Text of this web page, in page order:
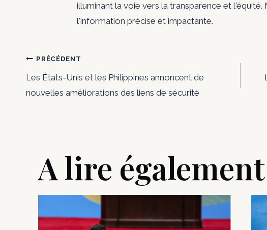
illuminant la voie vers la transparence et
l'information précise et impactante.
Navigation
de
PRÉCÉDENT
Les États-Unis et les Philippines annoncent de
nouvelles améliorations des liens de sécurité
A lire également